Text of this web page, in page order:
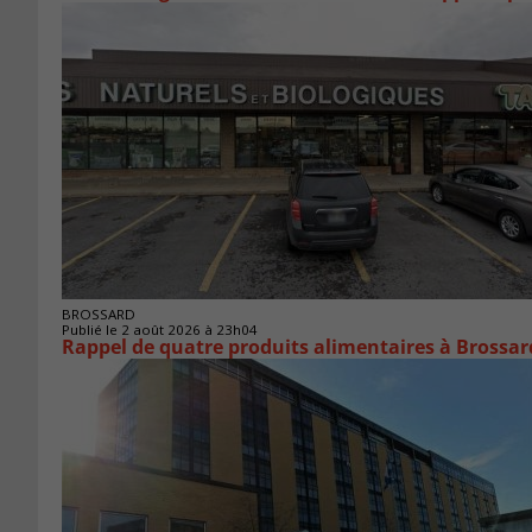
BROSSARD
Publié le 2 août 2026 à 23h04
Rappel de quatre produits alimentaires à